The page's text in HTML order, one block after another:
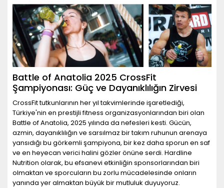
Battle of Anatolia 2025 CrossFit
Şampiyonası: Güç ve Dayanıklılığın Zirvesi
CrossFit tutkunlarının her yıl takvimlerinde işaretlediği,
Türkiye'nin en prestijli fitness organizasyonlarından biri olan
Battle of Anatolia, 2025 yılında da nefesleri kesti. Gücün,
azmin, dayanıklılığın ve sarsılmaz bir takım ruhunun arenaya
yansıdığı bu görkemli şampiyona, bir kez daha sporun en saf
ve en heyecan verici halini gözler önüne serdi. Hardline
Nutrition olarak, bu efsanevi etkinliğin sponsorlarından biri
olmaktan ve sporcuların bu zorlu mücadelesinde onların
yanında yer almaktan büyük bir mutluluk duyuyoruz.